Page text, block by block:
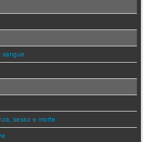
sangue
sesso e morte